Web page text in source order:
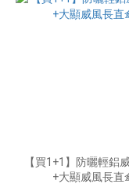
【買1+1】防曬輕鋁
+大顯威風長直